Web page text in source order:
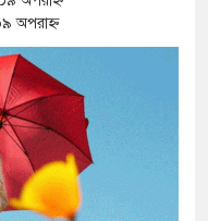
অপরাহ্ন